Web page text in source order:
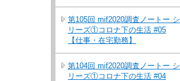
第105回 mif2020調査ノートー シ
リーズ①コロナ下の生活 #05
【仕事・在宅勤務】
第104回 mif2020調査ノートー シ
リーズ①コロナ下の生活 #04